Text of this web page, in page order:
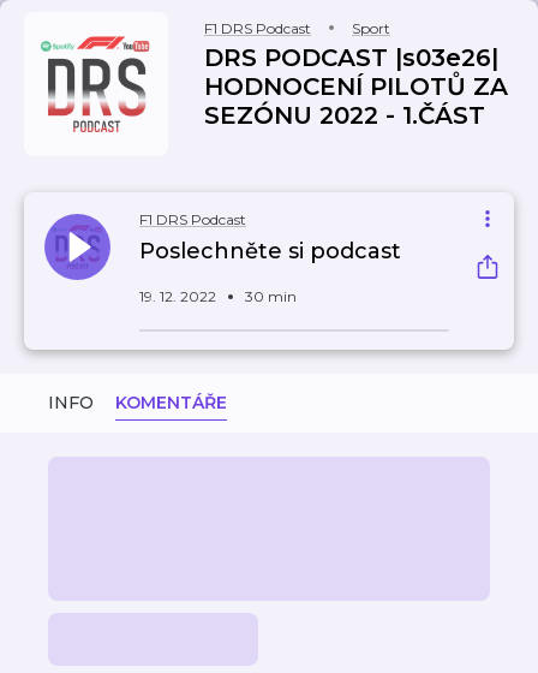
F1 DRS Podcast Sport
DRS PODCAST |s03e26|
HODNOCENÍ PILOTŮ ZA
SEZÓNU 2022 - 1.ČÁST
F1 DRS Podcast
Poslechněte si podcast
19. 12. 2022 30 min
INFO KOMENTÁŘE